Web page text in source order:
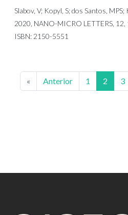
Slabov, V; Kopyl, S; dos Santos, MPS;
2020, NANO-MICRO LETTERS, 12,
ISBN: 2150-5551
« Anterior 1 2 3